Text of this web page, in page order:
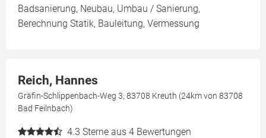
Badsanierung, Neubau, Umbau / Sanierung,
Berechnung Statik, Bauleitung, Vermessung
Reich, Hannes
Gräfin-Schlippenbach-Weg 3, 83708 Kreuth (24km von 83708
Bad Feilnbach)
4.3 Sterne aus 4 Bewertungen